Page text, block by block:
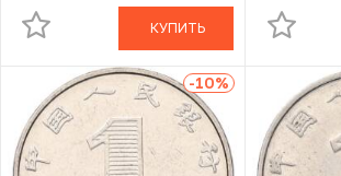
КУПИТЬ
-10%